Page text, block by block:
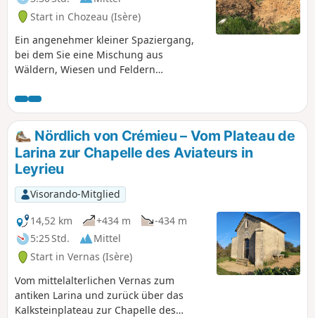
Start in Chozeau (Isère)
Ein angenehmer kleiner Spaziergang,
bei dem Sie eine Mischung aus
Wäldern, Wiesen und Feldern
Fotoalbum bereichern, wenn Sie die
Tierwelt am Teich von Varnieu, der auf
dieser Strecke liegt, und die originelle
Architektur des Schlosses von Bourcieu
fotografieren.
Nördlich von Crémieu – Vom Plateau de
Larina zur Chapelle des Aviateurs in
Leyrieu
Visorando-Mitglied
14,52 km
+434 m
-434 m
5:25 Std.
Mittel
Start in Vernas (Isère)
Vom mittelalterlichen Vernas zum
antiken Larina und zurück über das
Kalksteinplateau zur Chapelle des